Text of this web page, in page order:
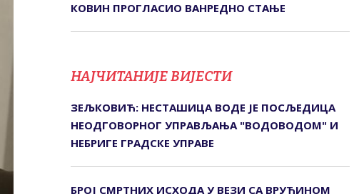
КОВИН ПРОГЛАСИО ВАНРЕДНО СТАЊЕ
НАЈЧИТАНИЈЕ ВИЈЕСТИ
ЗЕЉКОВИЋ: НЕСТАШИЦА ВОДЕ ЈЕ ПОСЉЕДИЦА
НЕОДГОВОРНОГ УПРАВЉАЊА "ВОДОВОДОМ" И
НЕБРИГЕ ГРАДСКЕ УПРАВЕ
БРОЈ СМРТНИХ ИСХОДА У ВЕЗИ СА ВРУЋИНОМ